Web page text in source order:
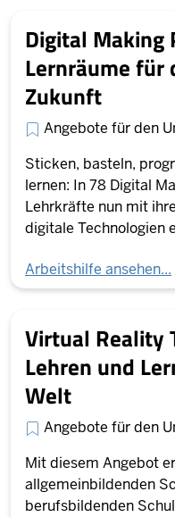
Digital Making
Lernräume für
Zukunft
Angebote für den
Sticken, basteln,
lernen: In 78 Digital
Lehrkräfte nun mit
digitale Technologien
Arbeitshilfe ansehen...
Virtual Reality
Lehren und
Welt
Angebote für den
Mit diesem Angebot
allgemeinbildenden
berufsbildenden